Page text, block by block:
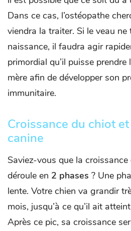
Dans ce cas, l’ostéopathe
viendra la traiter. Si le veau ne
naissance, il faudra agir
primordial qu’il puisse
mère afin de développer son
immunitaire.
Croissance du chiot
canine
Saviez-vous que la
déroule en 2 phases ? Une
lente. Votre chien va grandir
mois, jusqu’à ce qu’il ait
Après ce pic, sa croissance